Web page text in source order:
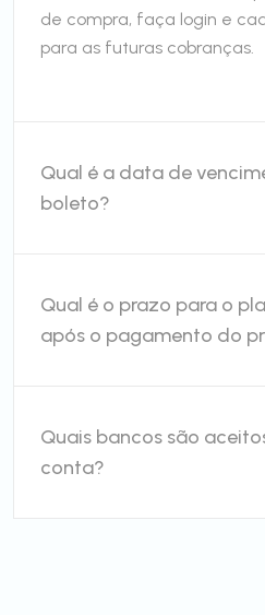
de compra, faça login e
para as futuras cobranças.
Qual é a data de
boleto?
Qual é o prazo para o
após o pagamento do
Quais bancos são
conta?